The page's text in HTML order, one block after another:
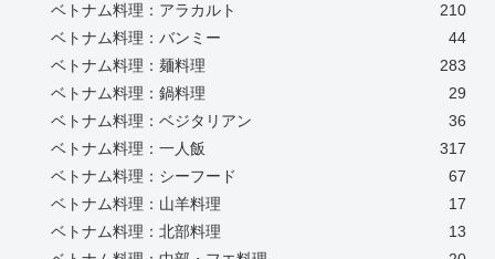
ベトナム料理：アラカルト
210
ベトナム料理：バンミー
44
ベトナム料理：麺料理
283
ベトナム料理：鍋料理
29
ベトナム料理：ベジタリアン
36
ベトナム料理：一人飯
317
ベトナム料理：シーフード
67
ベトナム料理：山羊料理
17
ベトナム料理：北部料理
13